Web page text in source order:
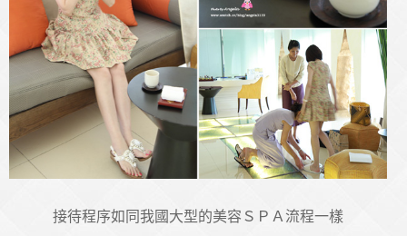
接待程序如同我國大型的美容ＳＰＡ流程一樣